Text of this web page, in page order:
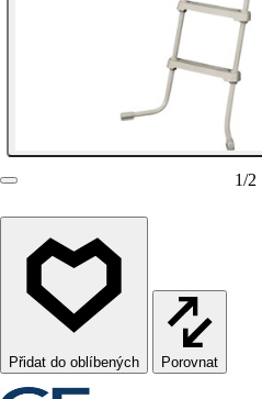
1/2
Porovnat